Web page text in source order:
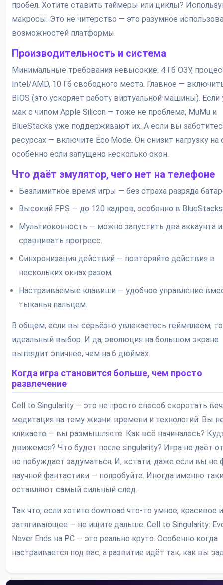
пробел. Хотите ставить таймеры или циклы?
макросы. Это не читерство — это разумное
возможностей платформы.
Производительность и система
Минимальные требования невысокие: 4 Гб ОЗУ,
Intel/AMD, 10 Гб свободного места. Главное —
BIOS (это ускоряет работу виртуальной машины). Если
мак с чипом Apple Silicon — тоже не проблема, MuMu и
BlueStacks уже поддерживают их. А если вы
ресурсах — включите Eco Mode. Он снизит нагрузку на
особенно если запущено несколько окон.
Что даёт эмулятор, чего нет на телефоне
Безлимитное время игры — без страха разряда
Высокий FPS — до 120 кадров, особенно в
Мультиоконность — можно запустить два аккаунта и
сравнивать прогресс.
Синхронизация действий — повторяйте действия в
нескольких окнах разом.
Настраиваемые клавиши — удобное управление
тыканья пальцем.
В общем, если вы серьёзно увлекаетесь геймплеем,
идеальный выбор. И да, эволюция на большом экране
выглядит эпичнее, чем на 6 дюймах.
Когда игра становится больше, чем просто
развлечение
Cell to Singularity — это не просто способ скоротать
медитация на тему жизни, времени и технологий. Вы
кликаете — вы размышляете. Как всё начиналось?
движемся? Что будет после singularity? Игра не даёт
но побуждает задуматься. И, кстати, даже если вы не
научной фантастики — попробуйте. Иногда именно
оставляют самый сильный след.
Так что, если хотите download что-то умное, красивое и
затягивающее — не ищите дальше. Cell to Singularity:
Never Ends на PC — это реально круто. Особенно когда
настраивается под вас, а развитие идёт так, как вы